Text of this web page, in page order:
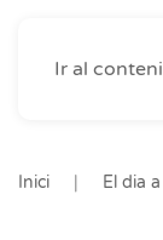
Ir al
Inici El dia